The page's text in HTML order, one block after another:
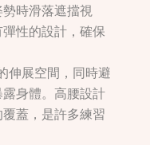
時滑落遮擋視
性的設計，確保
伸展空間，同時避
身體。高腰設計
蓋，是許多練習